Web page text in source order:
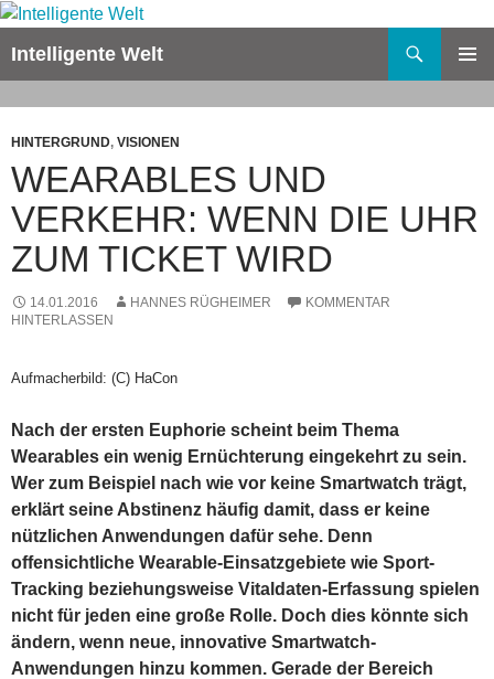
Zum
springen
Intelligente Welt
HINTERGRUND, VISIONEN
WEARABLES UND
VERKEHR: WENN DIE UHR
ZUM TICKET WIRD
14.01.2016 HANNES RÜGHEIMER
KOMMENTAR
HINTERLASSEN
Aufmacherbild: (C) HaCon
Nach der ersten Euphorie scheint beim Thema
Wearables ein wenig Ernüchterung eingekehrt zu sein.
Wer zum Beispiel nach wie vor keine Smartwatch trägt,
erklärt seine Abstinenz häufig damit, dass er keine
nützlichen Anwendungen dafür sehe. Denn
offensichtliche Wearable-Einsatzgebiete wie Sport-
Tracking beziehungsweise Vitaldaten-Erfassung spielen
nicht für jeden eine große Rolle. Doch dies könnte sich
ändern, wenn neue, innovative Smartwatch-
Anwendungen hinzu kommen. Gerade der Bereich